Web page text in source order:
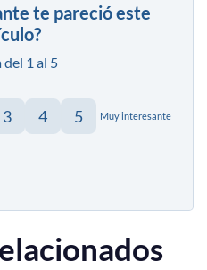
te pareció este
del 1 al 5
3 4 5 Muy interesante